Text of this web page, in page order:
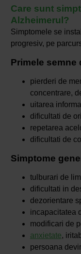
Care sunt
Alzheimerul?
Simptomele se
progresiv, pe
Primele semne
pierderi de
concentrare,
uitarea
dificultati de
repetarea
dificultati de
Simptome
tulburari de
dificultati in
dezorientare
incapacitatea
modificari de
anxietate,
persoana